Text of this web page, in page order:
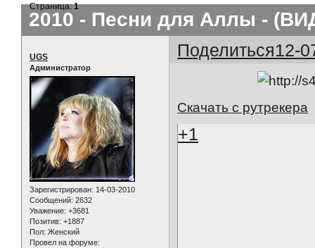
2010 - Песни для Аллы -
Страница:1
Поделиться12-
UGS
Администратор
Зарегистрирован: 14-03-2010
Сообщений: 2632
Уважение: +3681
Позитив: +1887
Пол: Женский
Провел на форуме:
Скачать с рутрекера
+1